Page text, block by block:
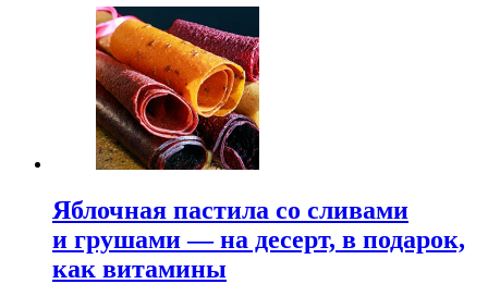
Яблочная пастила со сливами
и грушами — на десерт, в подарок,
как витамины